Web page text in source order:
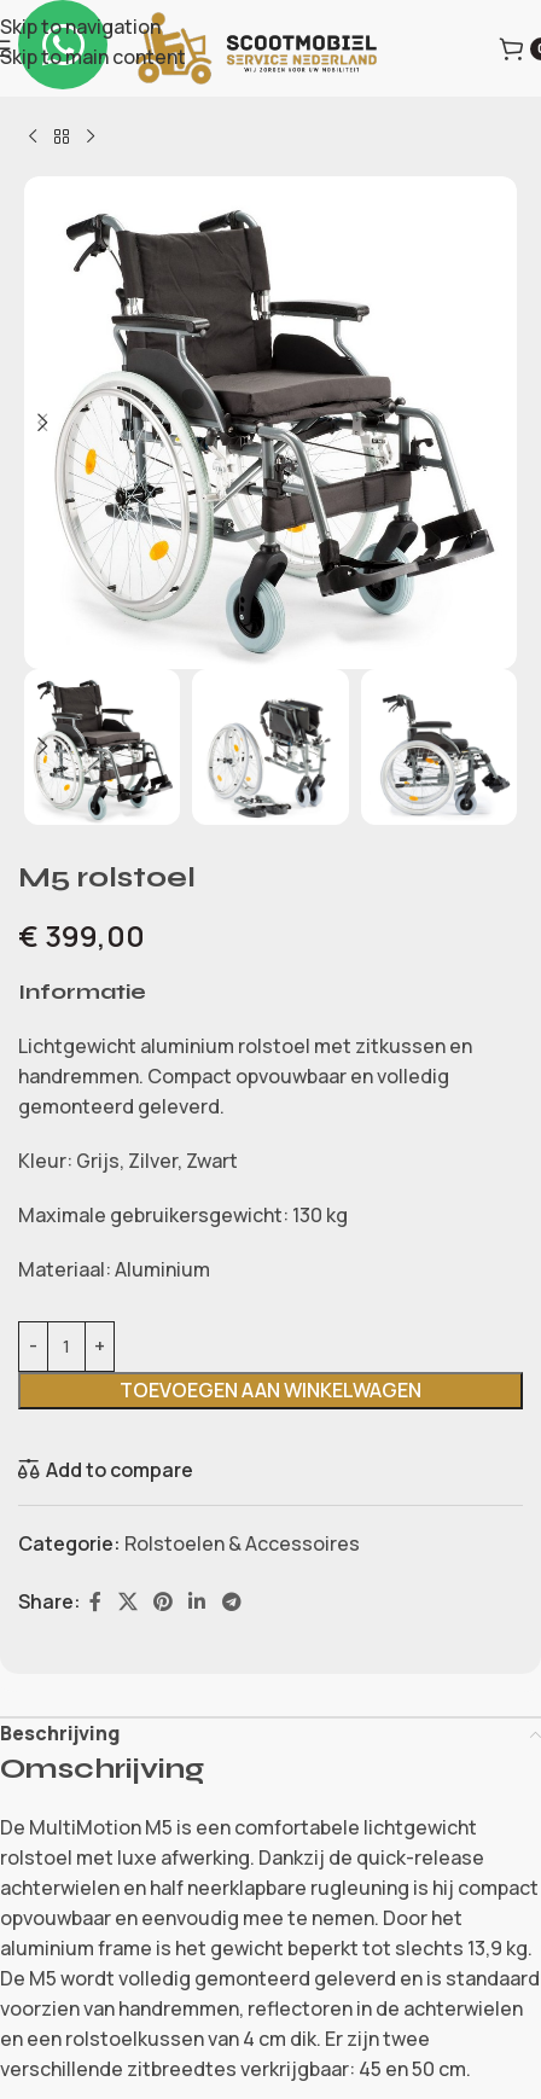
Skip to navigation
Skip to main content
Home Hulpmiddelen Rolstoelen & Accessoires
M5 rolstoel
€ 399,00
Informatie
Lichtgewicht aluminium rolstoel met zitkussen en
handremmen. Compact opvouwbaar en volledig
gemonteerd geleverd.
Kleur: Grijs, Zilver, Zwart
Maximale gebruikersgewicht: 130 kg
Materiaal: Aluminium
TOEVOEGEN AAN WINKELWAGEN
Add to compare
Categorie: Rolstoelen & Accessoires
Share:
Beschrijving
Omschrijving
De MultiMotion M5 is een comfortabele lichtgewicht
rolstoel met luxe afwerking. Dankzij de quick-release
achterwielen en half neerklapbare rugleuning is hij compact
opvouwbaar en eenvoudig mee te nemen. Door het
aluminium frame is het gewicht beperkt tot slechts 13,9 kg.
De M5 wordt volledig gemonteerd geleverd en is standaard
voorzien van handremmen, reflectoren in de achterwielen
en een rolstoelkussen van 4 cm dik. Er zijn twee
verschillende zitbreedtes verkrijgbaar: 45 en 50 cm.